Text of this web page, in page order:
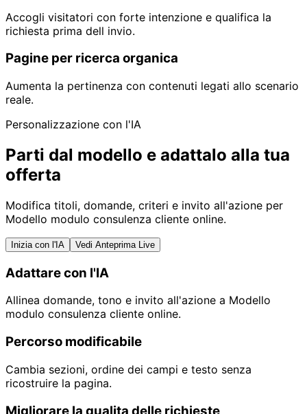
Accogli visitatori con forte intenzione e qualifica la
richiesta prima dell invio.
Pagine per ricerca organica
Aumenta la pertinenza con contenuti legati allo scenario
reale.
Personalizzazione con l'IA
Parti dal modello e adattalo alla tua
offerta
Modifica titoli, domande, criteri e invito all'azione per
Modello modulo consulenza cliente online.
Inizia con l'IA Vedi Anteprima Live
Adattare con l'IA
Allinea domande, tono e invito all'azione a Modello
modulo consulenza cliente online.
Percorso modificabile
Cambia sezioni, ordine dei campi e testo senza
ricostruire la pagina.
Migliorare la qualita delle richieste